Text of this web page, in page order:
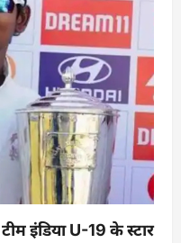
इंडिया U-19 के स्टार